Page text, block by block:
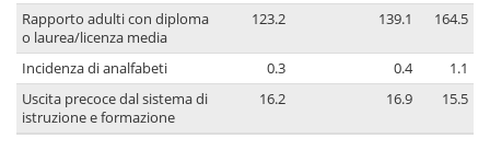
Rapporto adulti con diploma
o laurea/licenza media
123.2 139.1 164.5
Incidenza di analfabeti 0.3 0.4
1.1
Uscita precoce dal sistema di
istruzione e formazione
16.2 16.9 15.5